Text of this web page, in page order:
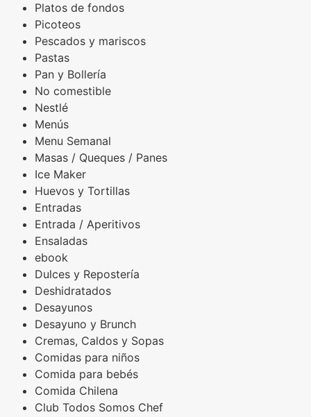
Platos de fondos
Picoteos
Pescados y mariscos
Pastas
Pan y Bollería
No comestible
Nestlé
Menús
Menu Semanal
Masas / Queques / Panes
Ice Maker
Huevos y Tortillas
Entradas
Entrada / Aperitivos
Ensaladas
ebook
Dulces y Repostería
Deshidratados
Desayunos
Desayuno y Brunch
Cremas, Caldos y Sopas
Comidas para niños
Comida para bebés
Comida Chilena
Club Todos Somos Chef